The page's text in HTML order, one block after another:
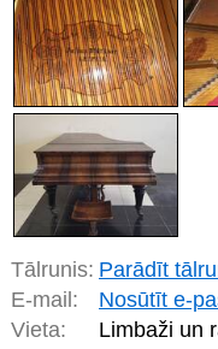
Tālrunis: Parādīt
E-mail:
Nosūtīt e-
Vieta:
Limbaži un